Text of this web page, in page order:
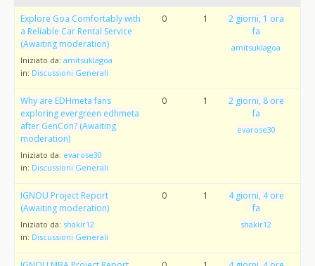
Explore Goa Comfortably with
a Reliable Car Rental Service
(Awaiting moderation)
Iniziato da: amitsuklagoa
in: Discussioni Generali
0 1
2 giorni, 1 ora
fa
amitsuklagoa
Why are EDHmeta fans
exploring evergreen edhmeta
after GenCon? (Awaiting
moderation)
Iniziato da: evarose30
in: Discussioni Generali
0 1
2 giorni, 8 ore
fa
evarose30
IGNOU Project Report
(Awaiting moderation)
Iniziato da: shakir12
in: Discussioni Generali
0 1
4 giorni, 4 ore
fa
shakir12